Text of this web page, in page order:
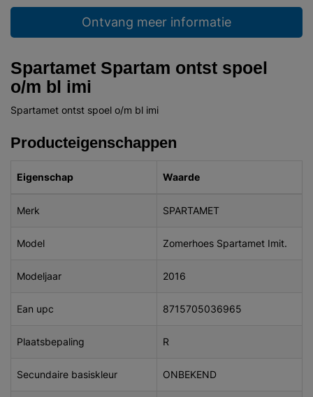
Ontvang meer informatie
Spartamet Spartam ontst spoel
o/m bl imi
Spartamet ontst spoel o/m bl imi
Producteigenschappen
Eigenschap Waarde
Merk SPARTAMET
Model Zomerhoes Spartamet Imit.
Modeljaar 2016
Ean upc 8715705036965
Plaatsbepaling R
Secundaire basiskleur ONBEKEND